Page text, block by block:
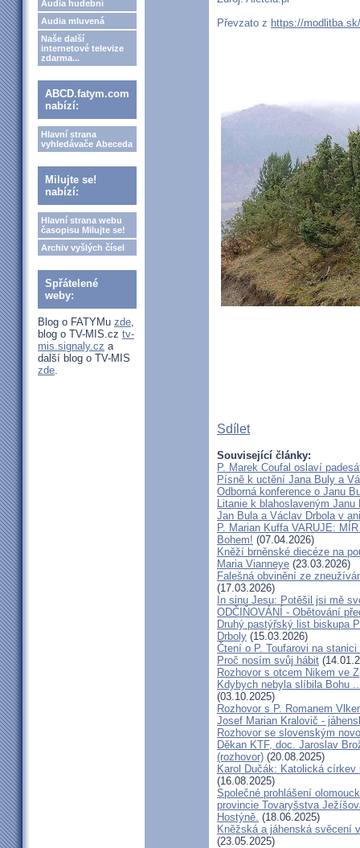
Audia hudební
Audia mluvená
Naše další
internetové televize
zdarma...
ABCD.fatym.com
nabízí:
Hlavní strana
vyhledávače Abeceda
Milujte se!
nabízí:
Hlavní strana webu
časopisu Milujte se!
Archiv vyšlých čísel
Spřátelené
weby:
Blog o FATYMu zde,
blog o TV-MIS.cz tv-
mis.signaly.cz a
další blog o TV-MIS
zde.
Převzato z https://modlitba.sk/
Sdílet
Související články:
P. Marek Coufal oslaví
Písně k uctění Jana Buly a
Odborná konference o Janu
Litanie k blahoslaveným
Jan Bula a Václav Drbola v
P. Marian Kuffa VARUJE:
Bohem! (07.04.2026)
Kněží brněnské diecéze na
Maria Vianneye (23.03.2026)
Falešná obvinění ze
(17.03.2026)
In sinu Jesu: Potěšil jsi mě
ODČIŇOVÁNÍ - Obětování
Druhý pastýřský list biskupa
Drboly (15.03.2026)
Čtení o P. Toufarovi na stanici
Proč nosím svůj hábit
Rozhovor s otcem Nikem ve
Kdybych nebyla slíbila Bohu
(03.10.2025)
Rozhovor s P. Romanem
Josef Marian Kralovič -
Rozhovor se slovenským
Děkan KTF, doc. Jaroslav
(rozhovor) (20.08.2025)
Karol Dučák: Katolická
(16.08.2025)
Společné prohlášení
provincie Tovaryšstva
Hostýně. (18.06.2025)
Kněžská a jáhenská svěcení
(23.05.2025)